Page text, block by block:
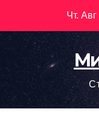
содержимому
Чт.